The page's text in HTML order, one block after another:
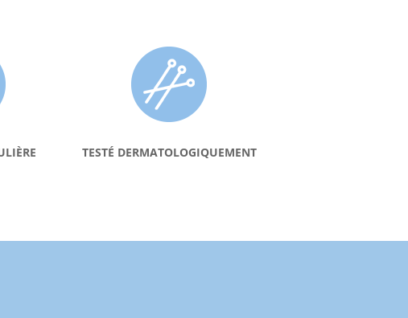
TESTÉ DERMATOLOGIQUEMENT